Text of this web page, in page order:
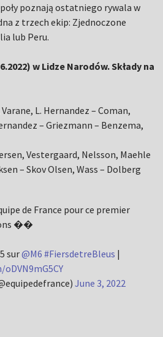
poznają ostatniego rywala w
z trzech ekip: Zjednoczone
lub Peru.
w Lidze Narodów. Składy na
L. Hernandez – Coman,
– Griezmann – Benzema,
Vestergaard, Nelsson, Maehle
– Skov Olsen, Wass – Dolberg
de France pour ce premier
��
sur@M6 #FiersdetreBleus |
June 3, 2022